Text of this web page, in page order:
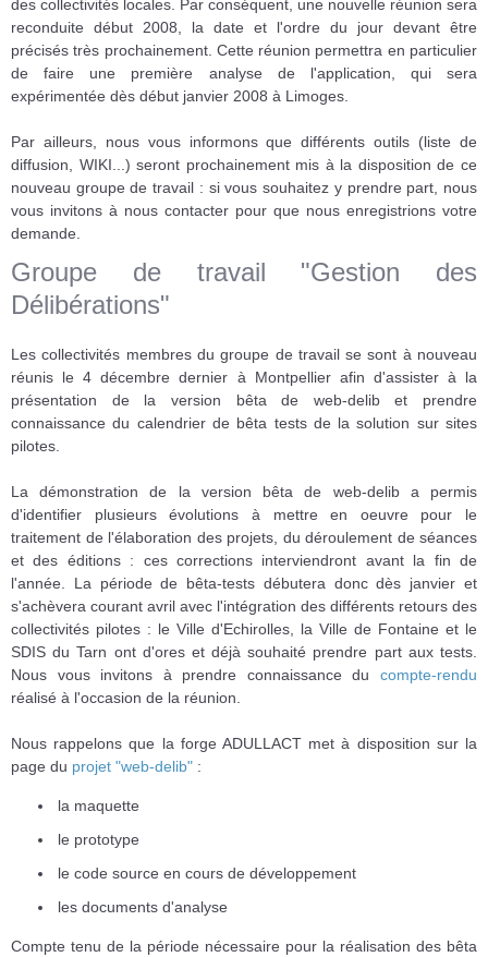
des collectivités locales. Par conséquent, une nouvelle réunion sera
reconduite début 2008, la date et l'ordre du jour devant être
précisés très prochainement. Cette réunion permettra en particulier
de faire une première analyse de l'application, qui sera
expérimentée dès début janvier 2008 à Limoges.
Par ailleurs, nous vous informons que différents outils (liste de
diffusion, WIKI...) seront prochainement mis à la disposition de ce
nouveau groupe de travail : si vous souhaitez y prendre part, nous
vous invitons à nous contacter pour que nous enregistrions votre
demande.
Groupe de travail "Gestion des
Délibérations"
Les collectivités membres du groupe de travail se sont à nouveau
réunis le 4 décembre dernier à Montpellier afin d'assister à la
présentation de la version bêta de web-delib et prendre
connaissance du calendrier de bêta tests de la solution sur sites
pilotes.
La démonstration de la version bêta de web-delib a permis
d'identifier plusieurs évolutions à mettre en oeuvre pour le
traitement de l'élaboration des projets, du déroulement de séances
et des éditions : ces corrections interviendront avant la fin de
l'année. La période de bêta-tests débutera donc dès janvier et
s'achèvera courant avril avec l'intégration des différents retours des
collectivités pilotes : le Ville d'Echirolles, la Ville de Fontaine et le
SDIS du Tarn ont d'ores et déjà souhaité prendre part aux tests.
Nous vous invitons à prendre connaissance du compte-rendu
réalisé à l'occasion de la réunion.
Nous rappelons que la forge ADULLACT met à disposition sur la
page du projet "web-delib" :
la maquette
le prototype
le code source en cours de développement
les documents d'analyse
Compte tenu de la période nécessaire pour la réalisation des bêta